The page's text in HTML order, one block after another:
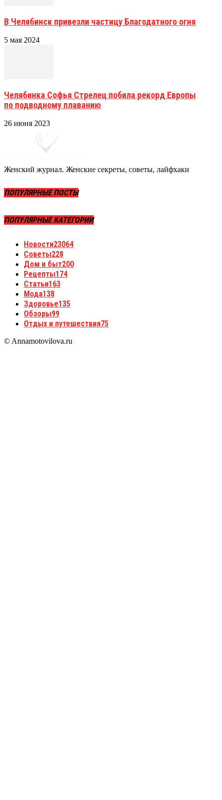
В Челябинск привезли частицу Благодатного огня
5 мая 2024
Челябинка Софья Стрелец побила рекорд Европы
по подводному плаванию
26 июня 2023
Женский журнал. Женские секреты, советы, лайфхаки
ПОПУЛЯРНЫЕ ПОСТЫ
ПОПУЛЯРНЫЕ КАТЕГОРИИ
Новости23064
Советы228
Дом и быт200
Рецепты174
Статьи163
Мода138
Здоровье135
Обзоры99
Отдых и путешествия75
© Annamotovilova.ru